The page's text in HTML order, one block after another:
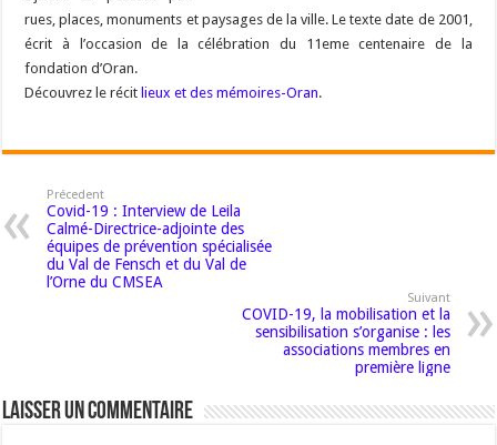
rues, places, monuments et paysages de la ville. Le texte date de 2001,
écrit à l’occasion de la célébration du 11eme centenaire de la
fondation d’Oran.
Découvrez le récitlieux et des mémoires-Oran.
Précedent
Covid-19 : Interview de Leila
Calmé-Directrice-adjointe des
équipes de prévention spécialisée
du Val de Fensch et du Val de
l’Orne du CMSEA
Suivant
COVID-19, la mobilisation et la
sensibilisation s’organise : les
associations membres en
première ligne
Laisser un commentaire